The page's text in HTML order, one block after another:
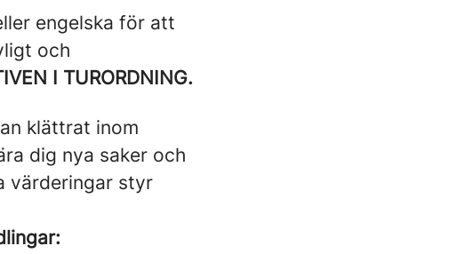
engelska för att
och
I TURORDNING.
klättrat inom
dig nya saker och
värderingar styr